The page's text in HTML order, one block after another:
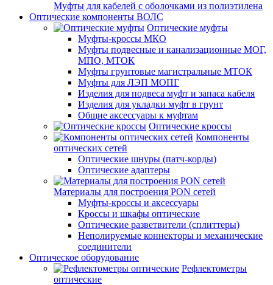
Муфты для кабелей с оболочками из полиэтилена
Оптические компоненты ВОЛС
Оптические муфты
Муфты-кроссы МКО
Муфты подвесные и канализационные МОГ,
МПО, МТОК
Муфты грунтовые магистральные МТОК
Муфты для ЛЭП МОПГ
Изделия для подвеса муфт и запаса кабеля
Изделия для укладки муфт в грунт
Общие аксессуары к муфтам
Оптические кроссы
Компоненты
оптических сетей
Оптические шнуры (патч-корды)
Оптические адаптеры
Материалы для построения PON сетей
Муфты-кроссы и аксессуары
Кроссы и шкафы оптические
Оптические разветвители (сплиттеры)
Неполируемые коннекторы и механические
соединители
Оптическое оборудование
Рефлектометры
оптические